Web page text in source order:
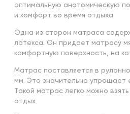
оптимальную анатомическую
и комфорт во время отдыха
Одна из сторон матраса
латекса. Он придает матрасу
комфортную поверхность, на
Матрас поставляется в
мм. Это значительно упрощает
Такой матрас легко можно
отдых